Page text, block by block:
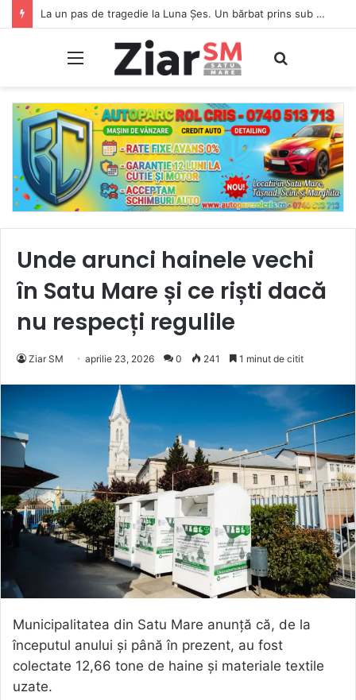
La un pas de tragedie la Luna Șes. Un bărbat prins sub un ATV a intrat în stop cardio-respirator
Meniu
Unde arunci hainele vechi
în Satu Mare și ce riști dacă
nu respecți regulile
Ziar SM aprilie 23, 2026 0 241 1 minut de citit
Municipalitatea din Satu Mare anunță că, de la
începutul anului și până în prezent, au fost
colectate 12,66 tone de haine și materiale textile
uzate.